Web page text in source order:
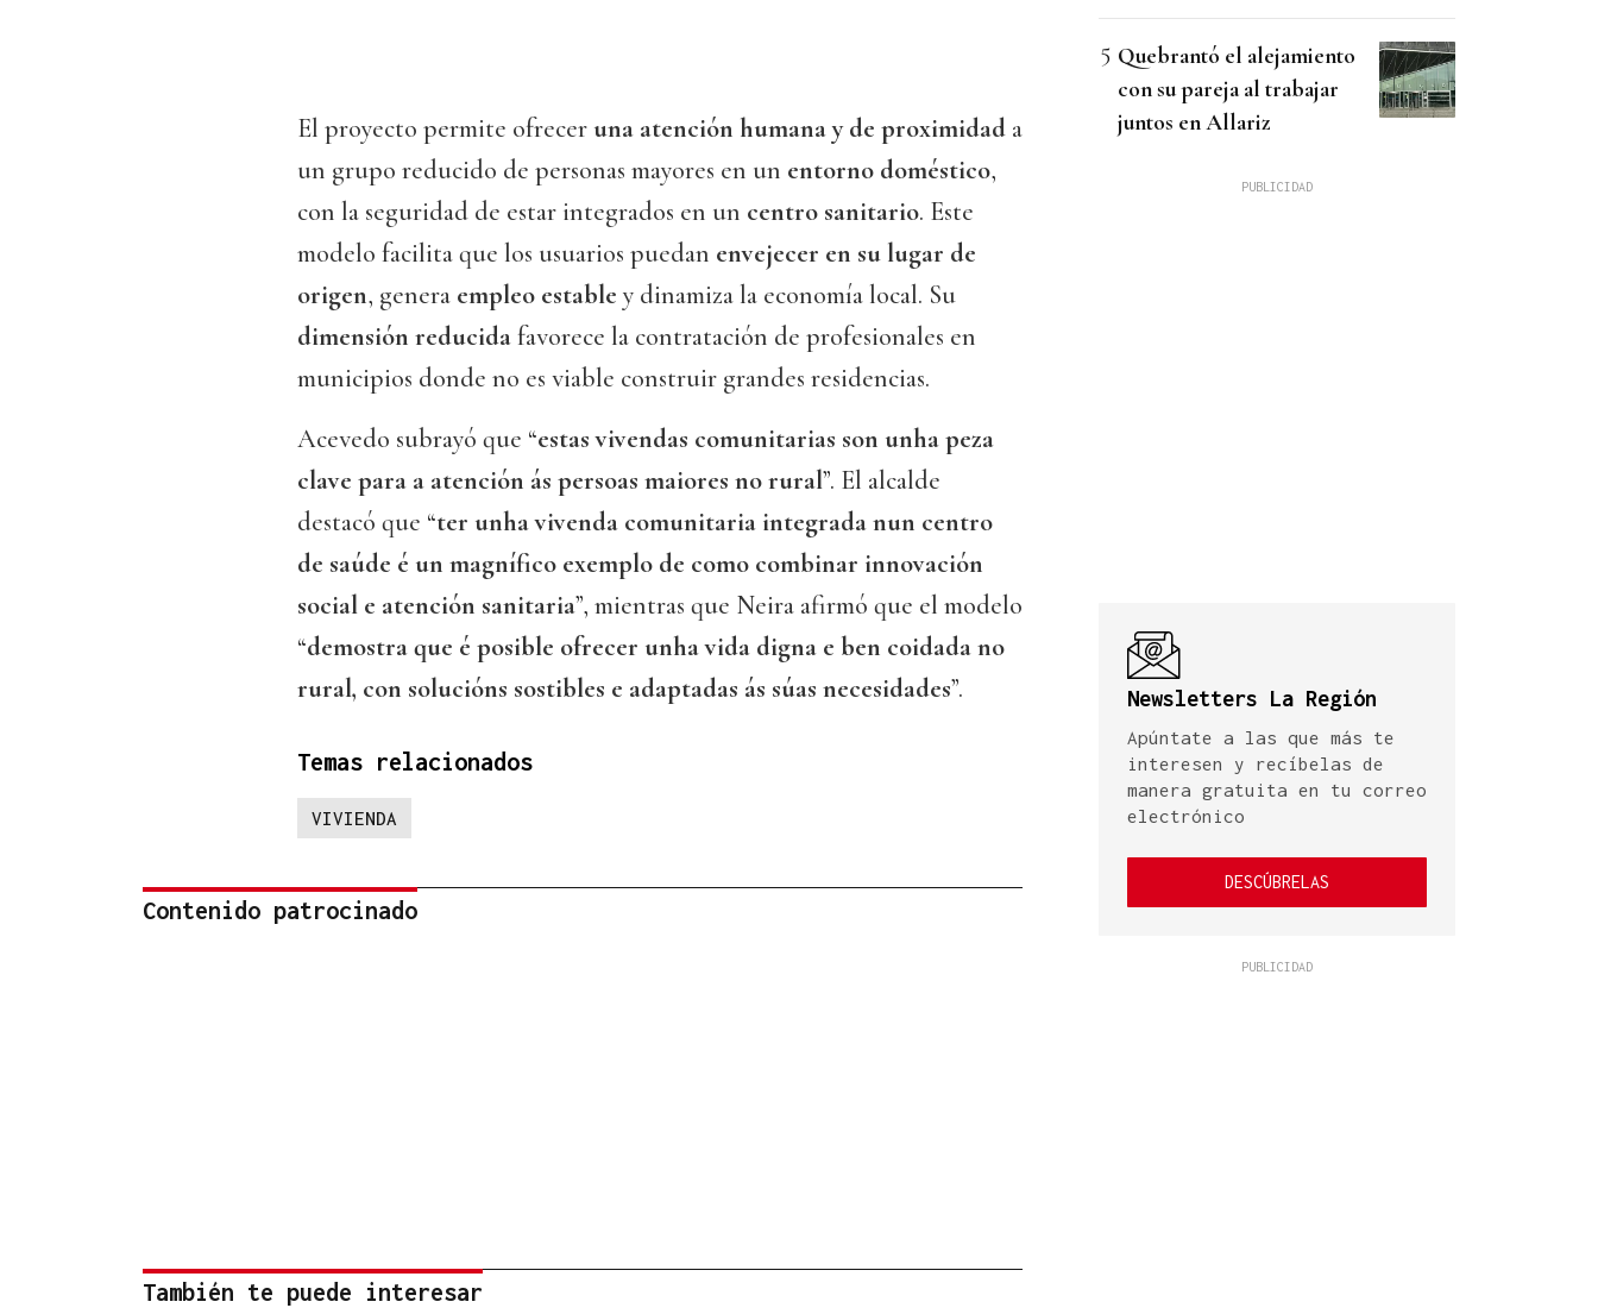
El proyecto permite ofreceruna atención humana y de proximidad a
un grupo reducido de personas mayores en un entorno doméstico,
con la seguridad de estar integrados en un centro sanitario. Este
modelo facilita que los usuarios puedan envejecer en su lugar de
origen, genera empleo estable y dinamiza la economía local. Su
dimensión reducidafavorece la contratación de profesionales en
municipios donde no es viable construir grandes residencias.
Acevedo subrayó que “estas vivendas comunitarias son unha peza
clave para a atención ás persoas maiores no rural”. El alcalde
destacó que “ter unha vivenda comunitaria integrada nun centro
de saúde é un magnífico exemplo de como combinar innovación
social e atención sanitaria”, mientras que Neira afirmó que el modelo
“demostra que é posible ofrecer unha vida digna e ben coidada no
rural, con solucións sostibles e adaptadas ás súas necesidades”.
Temas relacionados
VIVIENDA
Contenido patrocinado
También te puede interesar
Quebrantó el alejamiento
con su pareja al trabajar
juntos en Allariz
Newsletters La Región
Apúntate a las que más te
interesen y recíbelas de
manera gratuita en tu correo
electrónico
DESCÚBRELAS